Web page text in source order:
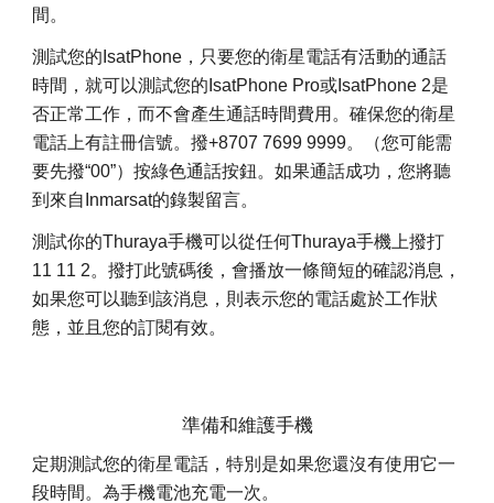
間。
測試您的IsatPhone，只要您的衛星電話有活動的通話
時間，就可以測試您的IsatPhone Pro或IsatPhone 2是
否正常工作，而不會產生通話時間費用。確保您的衛星
電話上有註冊信號。撥+8707 7699 9999。（您可能需
要先撥“00”）按綠色通話按鈕。如果通話成功，您將聽
到來自Inmarsat的錄製留言。
測試你的Thuraya手機可以從任何Thuraya手機上撥打
11 11 2。撥打此號碼後，會播放一條簡短的確認消息，
如果您可以聽到該消息，則表示您的電話處於工作狀
態，並且您的訂閱有效。
準備和維護手機
定期測試您的衛星電話，特別是如果您還沒有使用它一
段時間。為手機電池充電一次。